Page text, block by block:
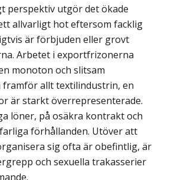
perspektiv utgör det ökade
allvarligt hot eftersom facklig
är förbjuden eller grovt
Arbetet i exportfrizonerna
monoton och slitsam
allt textilindustrin, en
är starkt överrepresenterade.
löner, på osäkra kontrakt och
förhållanden. Utöver att
sig ofta är obefintlig, är
och sexuella trakasserier